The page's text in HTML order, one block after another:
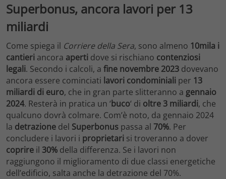
Superbonus, ancora lavori per 13
miliardi
Come spiega il Corriere della Sera, sono almeno 10mila i
cantieri ancora aperti dove si rischiano contenziosi
legali. Secondo i calcoli, a fine novembre 2023 dovevano
ancora essere cominciati lavori condominiali per 13
miliardi di euro, che in gran parte slitteranno a gennaio
2024. Resterà in pratica un ‘buco‘ di oltre 3 miliardi, che
qualcuno dovrà colmare. Com’è noto, da gennaio 2024
la detrazione del Superbonus passa al 70%. Per
concludere i lavori i proprietari si troveranno a dover
coprire il 30% della differenza. Se i lavori non
raggiungono il miglioramento di due classi energetiche
dell’edificio, salta anche la detrazione del 70%.